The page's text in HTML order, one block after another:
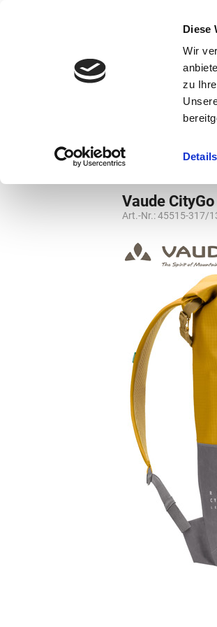
Diese
Wir
zu
bestellen und ausdrucken
Vaude
Art.-Nr.:45515-317/